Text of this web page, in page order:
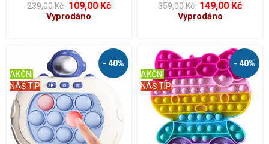
ale zároveň můžete hračku
využívat jako rotující květ. Skvělá
úleva od stresu.
239,00 Kč 109,00 Kč
Vyprodáno
ale zároveň můžete hračku
využívat jako rotující květ. Skvělá
úleva od stresu.
359,00 Kč 149,00 Kč
Vyprodáno
- 40%
NÁŠ TIP
AKČNÍ
- 40%
NÁŠ TIP
AKČNÍ